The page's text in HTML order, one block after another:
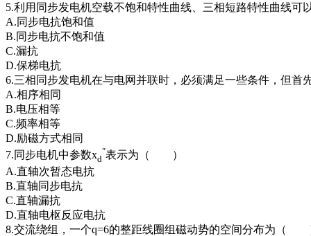
5.利用同步发电机空载不饱和特性曲线、三相短路特性曲线
A.同步电抗饱和值
B.同步电抗不饱和值
C.漏抗
D.保梯电抗
6.三相同步发电机在与电网并联时，必须满足一些条件，但
A.相序相同
B.电压相等
C.频率相等
D.励磁方式相同
7.同步电机中参数xd
″表示为（ ）
A.直轴次暂态电抗
B.直轴同步电抗
C.直轴漏抗
D.直轴电枢反应电抗
8.交流绕组，一个q=6的整距线圈组磁动势的空间分布为（